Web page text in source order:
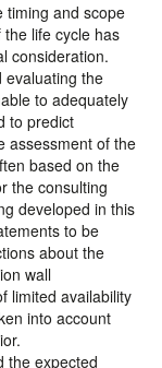
timing and scope
life cycle has
consideration.
evaluating the
to adequately
to predict
assessment of the
based on the
the consulting
developed in this
to be
about the
wall
limited availability
into account
the expected